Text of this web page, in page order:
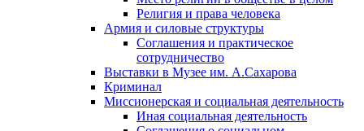
Религия и права человека
Армия и силовые структуры
Соглашения и практическое
сотрудничество
Выставки в Музее им. А.Сахарова
Криминал
Миссионерская и социальная деятельность
Иная социальная деятельность